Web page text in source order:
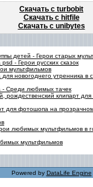
Скачать с turbobit
Скачать с hitfile
Скачать с unibytes
детей - Герои старых
- Герои русских сказок
мультфильмов
для новогоднего утренника
- Среди любимых тачек
рождественский клипарт
для фотошопа на
любимых мультфильмов в
мультфильмов
Powered by DataLife Engine